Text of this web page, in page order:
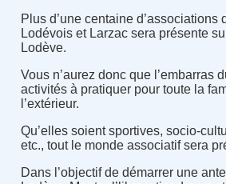
Plus d’une centaine d’associations
Lodévois et Larzac sera présente
Lodève.
Vous n’aurez donc que l’embarras
activités à pratiquer pour toute la
l’extérieur.
Qu’elles soient sportives, socio-
etc., tout le monde associatif sera
Dans l’objectif de démarrer une